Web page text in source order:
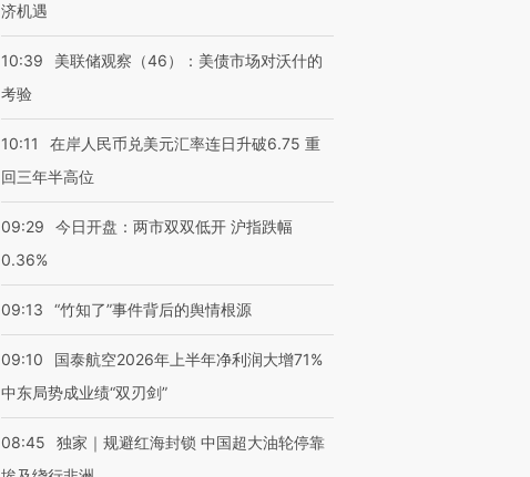
济机遇
10:39
美联储观察（46）：美债市场对沃什的
考验
10:11
在岸人民币兑美元汇率连日升破6.75 重
回三年半高位
09:29
今日开盘：两市双双低开 沪指跌幅
0.36%
09:13 “竹知了”事件背后的舆情根源
09:10
国泰航空2026年上半年净利润大增71%
中东局势成业绩“双刃剑”
08:45
独家｜规避红海封锁 中国超大油轮停靠